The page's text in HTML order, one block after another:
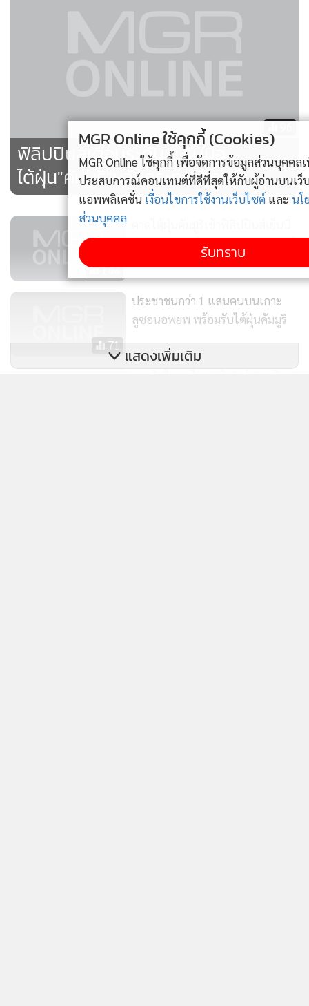
ฟิลิปปินส์เตือนระดับ 2 รับมือ
ไต้ฝุ่น"คัมมูริ"หวั่นกระทบซีเกมส์
144
ส่งผลฝนตกหนักกระทบกีฬาซีเกมส์
71
ประชาชนกว่า 1 แสนคนบนเกาะ
ลูซอนอพยพ พร้อมรับไต้ฝุ่นคัมมูริ
แสดงเพิ่มเติม
MGR Online ใช้คุกกี้ (Cookies)
MGR Online ใช้คุกกี้ เพื่อจัดการข้อมูลส่วนบุคคลเพื่อนำเสนอ
ประสบการณ์คอนเทนต์ที่ดีที่สุดให้กับผู้อ่านบนเว็บไซต์ และ
แอพพลิเคชั่น
เงื่อนไขการใช้งานเว็บไซต์และนโยบายสิทธิ
ส่วนบุคคล